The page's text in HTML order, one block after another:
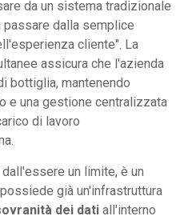
da un sistema tradizionale
dalla semplice
cliente". La
assicura che l'azienda
bottiglia, mantenendo
e una gestione centralizzata
di lavoro
un limite, è un
già un'infrastruttura
dei dati all'interno